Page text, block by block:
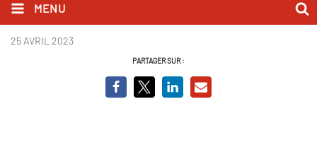
MENU
Nouvelle Plateforme - Facebook
25 AVRIL 2023
PARTAGER SUR :